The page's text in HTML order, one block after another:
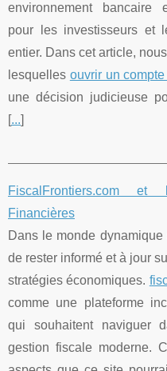
environnement bancaire
pour les investisseurs et
entier. Dans cet article,
lesquelles ouvrir un
une décision judicieuse
[...]
FiscalFrontiers.com
Financières
Dans le monde
de rester informé et à jour
stratégies économiques.
comme une plateforme
qui souhaitent naviguer
gestion fiscale moderne.